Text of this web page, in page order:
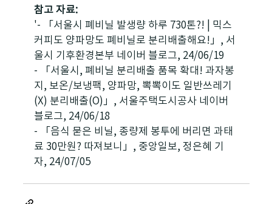
참고 자료:
'- 「서울시 폐비닐 발생량 하루 730톤?! | 믹스
커피도 양파망도 폐비닐로 분리배출해요!」, 서
울시 기후환경본부 네이버 블로그, 24/06/19
- 「서울시, 폐비닐 분리배출 품목 확대! 과자봉
지, 보온/보냉팩, 양파망, 뽁뽁이도 일반쓰레기
(X) 분리배출(O)」, 서울주택도시공사 네이버
블로그, 24/06/18
- 「음식 묻은 비닐, 종량제 봉투에 버리면 과태
료 30만원? 따져보니」, 중앙일보, 정은혜 기
자, 24/07/05